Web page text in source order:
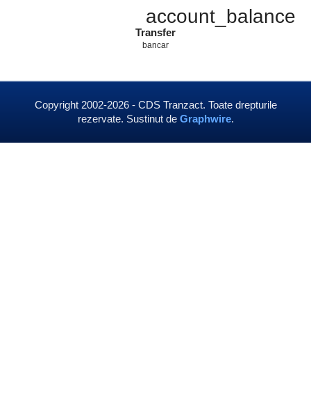
account_balance
Transfer
bancar
Copyright 2002-2026 - CDS Tranzact. Toate drepturile
rezervate. Sustinut de Graphwire.